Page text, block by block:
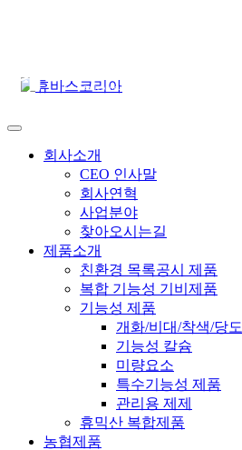
회사소개
CEO 인사말
회사연혁
사업분야
찾아오시는길
제품소개
친환경 목록공시 제품
복합 기능성 기비제품
기능성 제품
개화/비대/착색/당도
기능성 칼슘
미량요소
특수기능성 제품
관리용 제제
휴믹산 복합제품
농협제품